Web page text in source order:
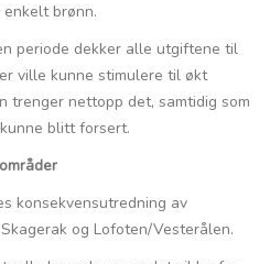
brønn.
periode dekker alle utgiftene til
ville kunne stimulere til økt
trenger nettopp det, samtidig som
blitt forsert.
konsekvensutredning av
og Lofoten/Vesterålen.